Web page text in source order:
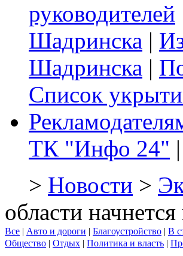
руководителей
Шадринска |
Шадринска |
Список
ТК "Инфо 24" |
> Новости >
области
Все | Авто и дороги | Благоустройство | В
Общество | Отдых | Политика и власть |